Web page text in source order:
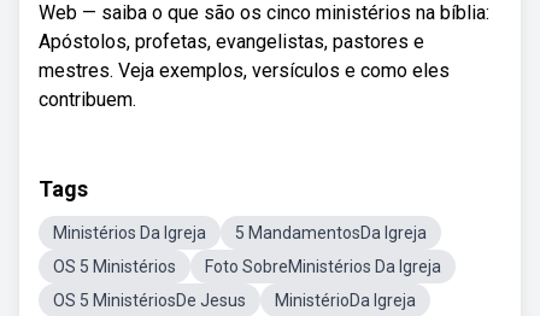
Web — saiba o que são os cinco ministérios na bíblia:
Apóstolos, profetas, evangelistas, pastores e
mestres. Veja exemplos, versículos e como eles
contribuem.
Tags
Ministérios Da Igreja
5 MandamentosDa Igreja
OS 5 Ministérios
Foto SobreMinistérios Da Igreja
OS 5 MinistériosDe Jesus
MinistérioDa Igreja